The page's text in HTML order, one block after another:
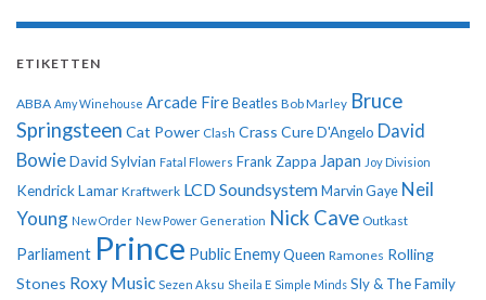
ETIKETTEN
ABBA Amy Winehouse Arcade Fire Beatles Bob Marley Bruce
Springsteen Cat Power Clash Crass CureD'Angelo David
BowieDavid Sylvian Fatal Flowers Frank Zappa Japan Joy Division
Kendrick Lamar Kraftwerk LCD Soundsystem Marvin Gaye Neil
Young New Order New Power Generation Nick Cave Outkast
Parliament Prince Public EnemyQueen Ramones Rolling
Stones Roxy Music Sezen Aksu Sheila E Simple Minds Sly & The Family